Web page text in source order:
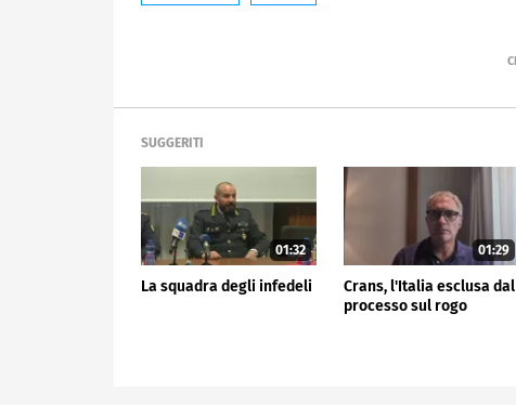
SUGGERITI
01:32
La squadra degli infedeli
01:29
Crans, l'Italia esclusa dal
processo sul rogo